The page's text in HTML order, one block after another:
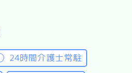
24時間介護士常駐